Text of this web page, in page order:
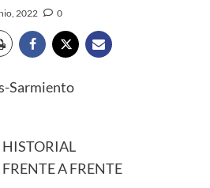
2022 0
HISTORIAL
FRENTE A FRENTE